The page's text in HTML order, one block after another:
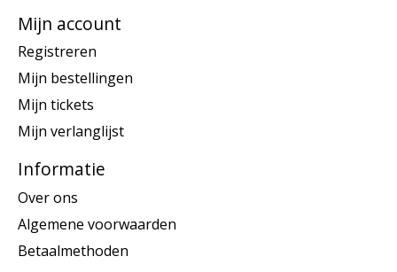
Mijn account
Registreren
Mijn bestellingen
Mijn tickets
Mijn verlanglijst
Informatie
Over ons
Algemene voorwaarden
Betaalmethoden